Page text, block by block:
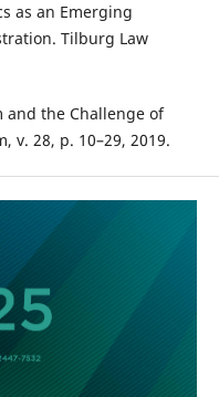
as an Emerging
Tilburg Law
and the Challenge of
v. 28, p. 10–29, 2019.